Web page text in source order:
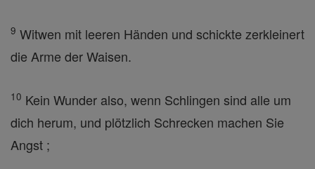
9 Witwen mit leeren Händen und schickte zerkleinert
die Arme der Waisen.
10 Kein Wunder also, wenn Schlingen sind alle um
dich herum, und plötzlich Schrecken machen Sie
Angst ;